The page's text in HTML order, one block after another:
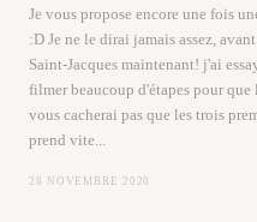
Je vous propose encore une fois
:D Je ne le dirai jamais assez,
Saint-Jacques maintenant! j'ai
filmer beaucoup d'étapes pour
vous cacherai pas que les trois
prend vite...
28 NOVEMBRE 2020